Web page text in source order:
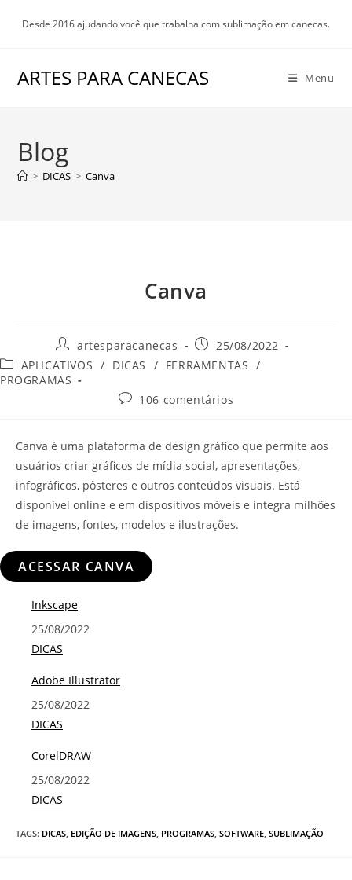
para
conteúdo
Desde 2016 ajudando você que trabalha com sublimação em canecas.
ARTES PARA CANECAS Menu
Blog
> DICAS > Canva
Canva
Autor
do
post:
artesparacanecas
Post
publicado:
25/08/2022
Categoria
do
APLICATIVOS / DICAS / FERRAMENTAS /
PROGRAMAS
Comentários
106 comentários
Canva é uma plataforma de design gráfico que permite aos
usuários criar gráficos de mídia social, apresentações,
infográficos, pôsteres e outros conteúdos visuais. Está
disponível online e em dispositivos móveis e integra milhões
de imagens, fontes, modelos e ilustrações.
ACESSAR CANVA
Inkscape
Data
25/08/2022
Em relação a
DICAS
Adobe Illustrator
Data
25/08/2022
Em relação a
DICAS
CorelDRAW
Data
25/08/2022
Em relação a
DICAS
TAGS: DICAS, EDIÇÃO DE IMAGENS, PROGRAMAS, SOFTWARE, SUBLIMAÇÃO